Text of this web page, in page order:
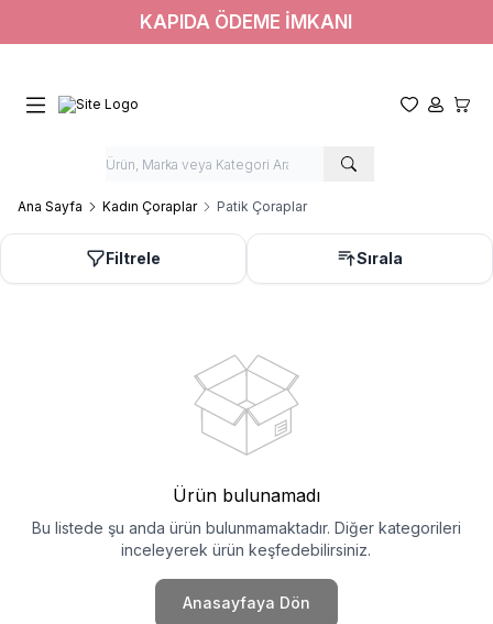
KAPIDA ÖDEME İMKANI
Favorilerim
Hesabım
Ana Sayfa Kadın Çoraplar Patik Çoraplar
Filtrele Sırala
Ürün bulunamadı
Bu listede şu anda ürün bulunmamaktadır. Diğer kategorileri
inceleyerek ürün keşfedebilirsiniz.
Anasayfaya Dön